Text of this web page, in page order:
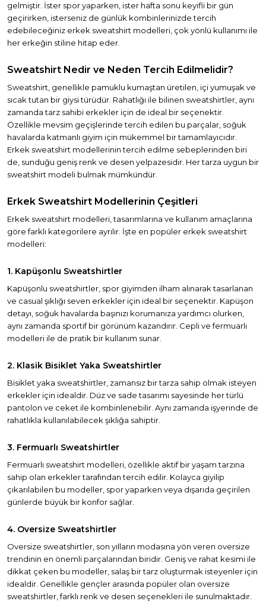
gelmiştir. İster spor yaparken, ister hafta sonu keyifli bir gün
geçirirken, isterseniz de günlük kombinlerinizde tercih
edebileceğiniz erkek sweatshirt modelleri, çok yönlü kullanımı ile
her erkeğin stiline hitap eder.
Sweatshirt Nedir ve Neden Tercih Edilmelidir?
Sweatshirt, genellikle pamuklu kumaştan üretilen, içi yumuşak ve
sıcak tutan bir giysi türüdür. Rahatlığı ile bilinen sweatshirtler, aynı
zamanda tarz sahibi erkekler için de ideal bir seçenektir.
Özellikle mevsim geçişlerinde tercih edilen bu parçalar, soğuk
havalarda katmanlı giyim için mükemmel bir tamamlayıcıdır.
Erkek sweatshirt modellerinin tercih edilme sebeplerinden biri
de, sunduğu geniş renk ve desen yelpazesidir. Her tarza uygun bir
sweatshirt modeli bulmak mümkündür.
Erkek Sweatshirt Modellerinin Çeşitleri
Erkek sweatshirt modelleri, tasarımlarına ve kullanım amaçlarına
göre farklı kategorilere ayrılır. İşte en popüler erkek sweatshirt
modelleri:
1. Kapüşonlu Sweatshirtler
Kapüşonlu sweatshirtler, spor giyimden ilham alınarak tasarlanan
ve casual şıklığı seven erkekler için ideal bir seçenektir. Kapüşon
detayı, soğuk havalarda başınızı korumanıza yardımcı olurken,
aynı zamanda sportif bir görünüm kazandırır. Cepli ve fermuarlı
modelleri ile de pratik bir kullanım sunar.
2. Klasik Bisiklet Yaka Sweatshirtler
Bisiklet yaka sweatshirtler, zamansız bir tarza sahip olmak isteyen
erkekler için idealdir. Düz ve sade tasarımı sayesinde her türlü
pantolon ve ceket ile kombinlenebilir. Aynı zamanda işyerinde de
rahatlıkla kullanılabilecek şıklığa sahiptir.
3. Fermuarlı Sweatshirtler
Fermuarlı sweatshirt modelleri, özellikle aktif bir yaşam tarzına
sahip olan erkekler tarafından tercih edilir. Kolayca giyilip
çıkarılabilen bu modeller, spor yaparken veya dışarıda geçirilen
günlerde büyük bir konfor sağlar.
4. Oversize Sweatshirtler
Oversize sweatshirtler, son yılların modasına yön veren oversize
trendinin en önemli parçalarından biridir. Geniş ve rahat kesimi ile
dikkat çeken bu modeller, salaş bir tarz oluşturmak isteyenler için
idealdir. Genellikle gençler arasında popüler olan oversize
sweatshirtler, farklı renk ve desen seçenekleri ile sunulmaktadır.